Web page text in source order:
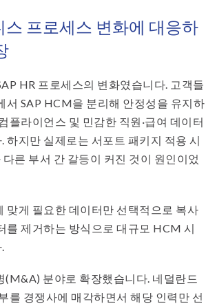
스 프로세스 변화에 대응하
HR 프로세스의 변화였습니다. 고객들
서 SAP HCM을 분리해 안정성을 유지하
플라이언스 및 민감한 직원·급여 데이터
하지만 실제로는 서포트 패키지 적용 시
른 부서 간 갈등이 커진 것이 원인이었
맞게 필요한 데이터만 선택적으로 복사
를 제거하는 방식으로 대규모 HCM 시
(M&A) 분야로 확장했습니다. 네덜란드
를 경쟁사에 매각하면서 해당 인력만 선